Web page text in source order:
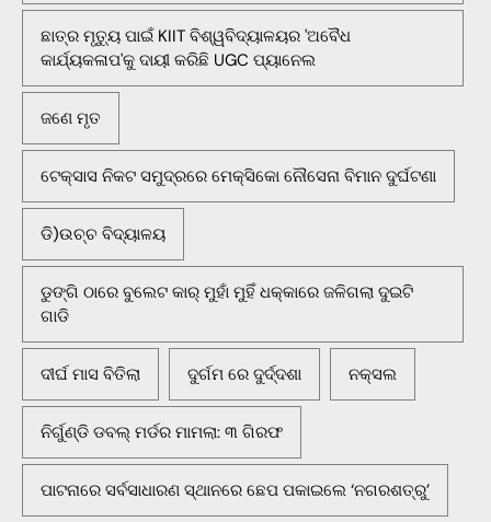
ଛାତ୍ର ମୃତ୍ୟୁ ପାଇଁ KIIT ବିଶ୍ୱବିଦ୍ୟାଳୟର 'ଅବୈଧ
କାର୍ଯ୍ୟକଳାପ'କୁ ଦାୟୀ କରିଛି UGC ପ୍ୟାନେଲ
ଜଣେ ମୃତ
ଟେକ୍ସାସ ନିକଟ ସମୁଦ୍ରରେ ମେକ୍ସିକୋ ନୌସେନା ବିମାନ ଦୁର୍ଘଟଣା
ଡି)ଉଚ୍ଚ ବିଦ୍ୟାଳୟ
ଡୁଙ୍ଗି ଠାରେ ବୁଲେଟ କାର୍ ମୁହାଁ ମୁହିଁ ଧକ୍କାରେ ଜଳିଗଲା ଦୁଇଟି
ଗାଡି
ଦୀର୍ଘ ମାସ ବିତିଲା ଦୁର୍ଗମ ରେ ଦୁର୍ଦ୍ଦଶା ନକ୍ସଲ
ନିର୍ଗୁଣ୍ଡି ଡବଲ୍ ମର୍ଡର ମାମଲା: ୩ ଗିରଫ
ପାଟନାରେ ସର୍ବସାଧାରଣ ସ୍ଥାନରେ ଛେପ ପକାଇଲେ ‘ନଗରଶତ୍ରୁ’